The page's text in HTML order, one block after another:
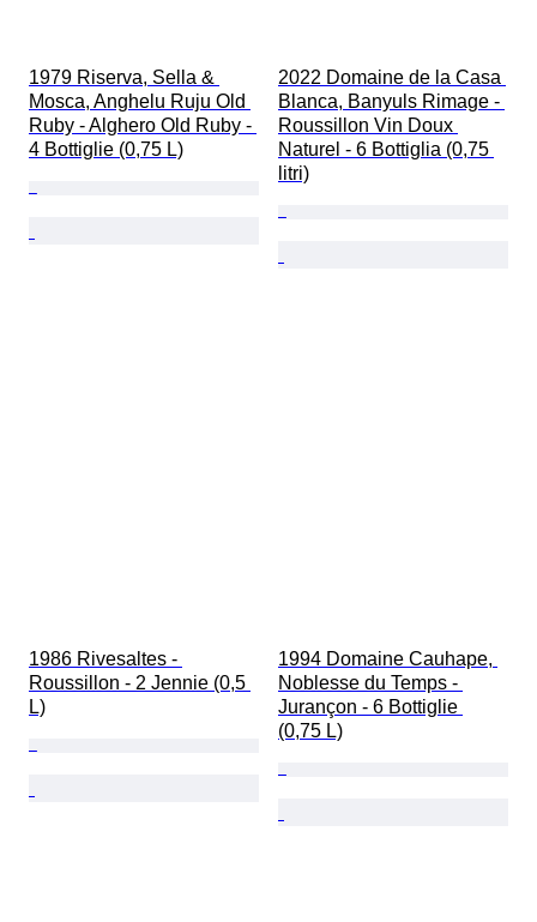
1979 Riserva, Sella &
Mosca, Anghelu Ruju Old
Ruby - Alghero Old Ruby -
4 Bottiglie (0,75 L)
2022 Domaine de la Casa
Blanca, Banyuls Rimage -
Roussillon Vin Doux
Naturel - 6 Bottiglia (0,75
litri)
1986 Rivesaltes -
Roussillon - 2 Jennie (0,5
L)
1994 Domaine Cauhape,
Noblesse du Temps -
Jurançon - 6 Bottiglie
(0,75 L)